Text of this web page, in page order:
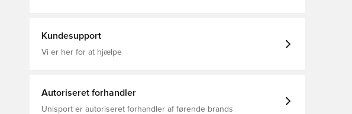
Kundesupport
Vi er her for at hjælpe
Autoriseret forhandler
Unisport er autoriseret forhandler af førende brands